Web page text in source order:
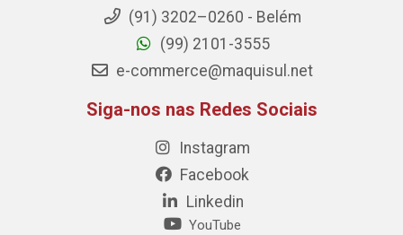
(91) 3202–0260 - Belém
(99) 2101-3555
e-commerce@maquisul.net
Siga-nos nas Redes Sociais
Instagram
Facebook
Linkedin
YouTube